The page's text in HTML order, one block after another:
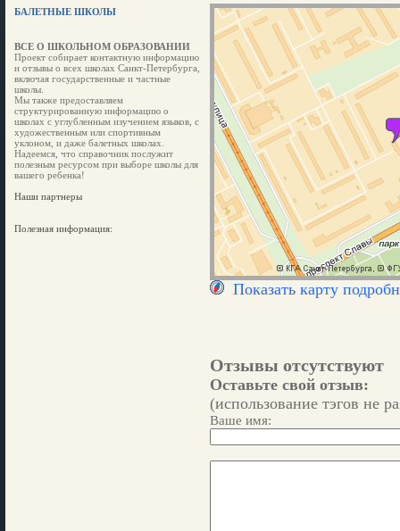
БАЛЕТНЫЕ ШКОЛЫ
ВСЕ О ШКОЛЬНОМ ОБРАЗОВАНИИ
Проект собирает контактную информацию
и отзывы о всех школах Санкт-Петербурга,
включая государственные и частные
школы.
Мы также предоставляем
структурированную информацию о
школах с углубленным изучением языков, с
художественным или спортивным
уклоном, и даже балетных школах.
Надеемся, что справочник послужит
полезным ресурсом при выборе школы для
вашего ребенка!
Наши партнеры
Полезная информация:
Показать карту
Отзывы отсутствуют
Оставьте свой отзыв:
(использование тэгов не
Ваше имя: